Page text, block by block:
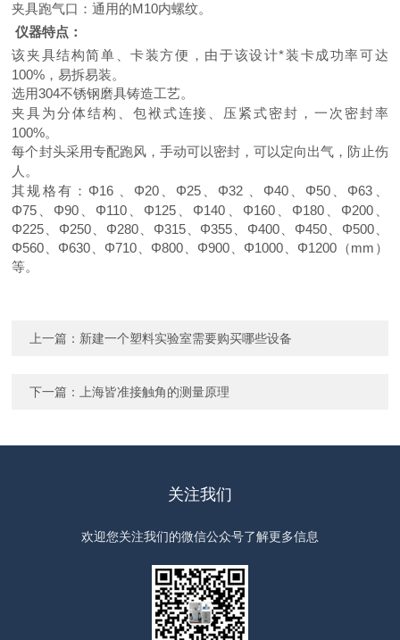
夹具跑气口：通用的M10内螺纹。
仪器特点：
该夹具结构简单、卡装方便，由于该设计*装卡成功率可达
100%，易拆易装。
选用304不锈钢磨具铸造工艺。
夹具为分体结构、包袱式连接、压紧式密封，一次密封率
100%。
每个封头采用专配跑风，手动可以密封，可以定向出气，防止伤
人。
其规格有：Φ16 、Φ20、Φ25、Φ32 、Φ40、Φ50、Φ63、
Φ75、Φ90、Φ110、Φ125、Φ140、Φ160、Φ180、Φ200、
Φ225、Φ250、Φ280、Φ315、Φ355、Φ400、Φ450、Φ500、
Φ560、Φ630、Φ710、Φ800、Φ900、Φ1000、Φ1200（mm）
等。
上一篇： 新建一个塑料实验室需要购买哪些设备
下一篇： 上海皆准接触角的测量原理
关注我们
欢迎您关注我们的微信公众号了解更多信息